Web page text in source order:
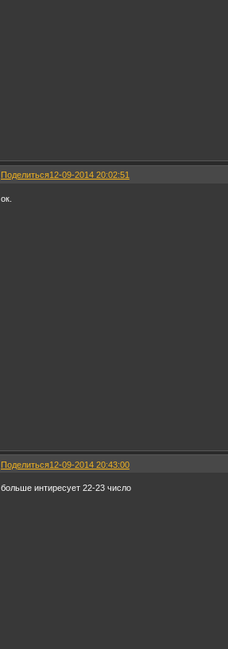
Поделиться12-09-2014 20:02:51
ок.
Поделиться12-09-2014 20:43:00
больше интиресует 22-23 число